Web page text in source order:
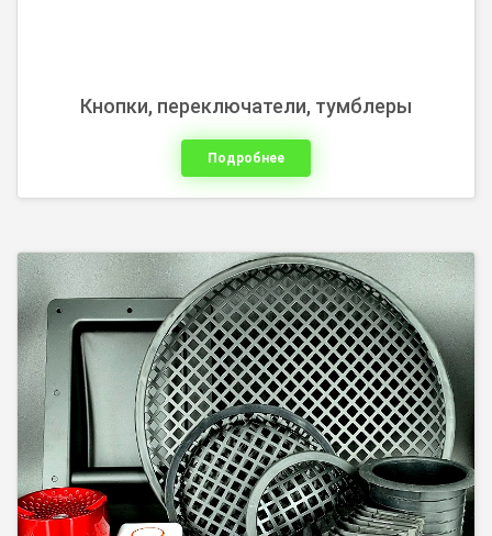
Кнопки, переключатели, тумблеры
Подробнее